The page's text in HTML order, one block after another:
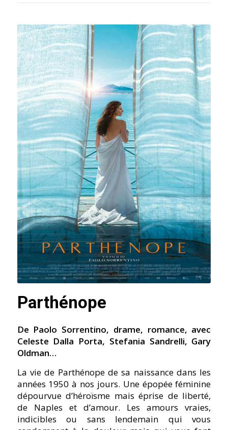
Parthénope
De Paolo Sorrentino, drame, romance, avec
Celeste Dalla Porta, Stefania Sandrelli, Gary
Oldman…
La vie de Parthénope de sa naissance dans les
années 1950 à nos jours. Une épopée féminine
dépourvue d’héroïsme mais éprise de liberté,
de Naples et d’amour. Les amours vraies,
indicibles ou sans lendemain qui vous